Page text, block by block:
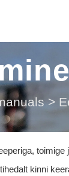
>
toimige
kinni